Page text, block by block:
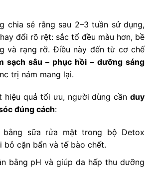
chia sẻ rằng sau 2–3 tuần sử dụng,
đổi rõ rệt: sắc tố đều màu hơn, bề
và rạng rỡ. Điều này đến từ cơ chế
sạch sâu – phục hồi – dưỡng sáng
trị nám mang lại.
hiệu quả tối ưu, người dùng cần duy
đúng cách:
bằng sữa rửa mặt trong bộ Detox
bỏ cặn bẩn và tế bào chết.
bằng pH và giúp da hấp thu dưỡng